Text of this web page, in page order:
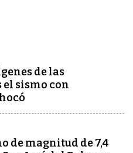
de las
el sismo con
de magnitud de 7,4